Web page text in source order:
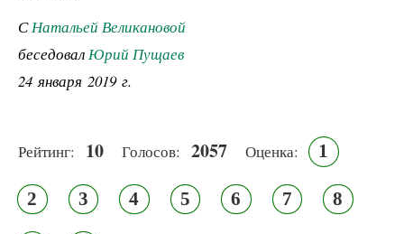
СНатальей Великановой
беседовалЮрий Пущаев
24 января 2019 г.
Рейтинг: 10 Голосов: 2057 Оценка: 1
2 3 4 5 6 7 8